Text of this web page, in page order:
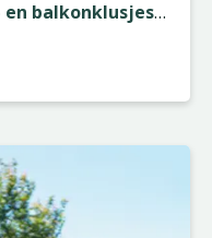
balkonklusjes